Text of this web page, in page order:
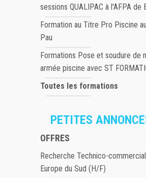
sessions QUALIPAC à l'AFPA de
Formation au Titre Pro Piscine
Pau
Formations Pose et soudure de
armée piscine avec ST
Toutes les formations
PETITES
OFFRES
Recherche Technico-
Europe du Sud (H/F)